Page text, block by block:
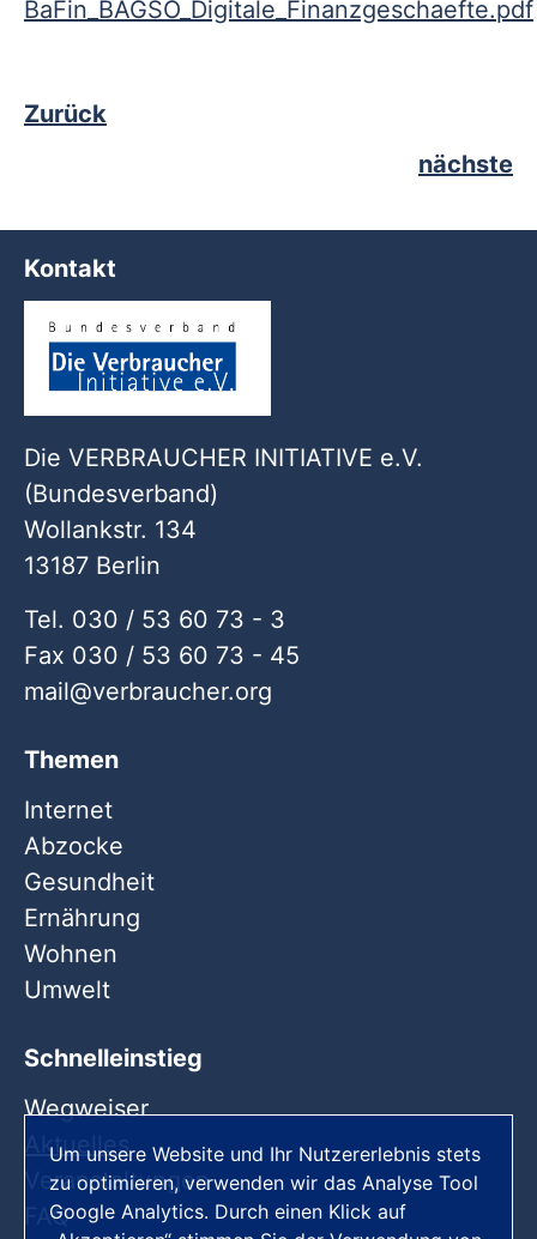
BaFin_BAGSO_Digitale_Finanzgeschaefte.pdf
Zurück
nächste
Kontakt
Die VERBRAUCHER INITIATIVE e.V.
(Bundesverband)
Wollankstr. 134
13187 Berlin
Tel. 030 / 53 60 73 - 3
Fax 030 / 53 60 73 - 45
mail
verbraucher org
Themen
Internet
Abzocke
Gesundheit
Ernährung
Wohnen
Umwelt
Schnelleinstieg
Wegweiser
Aktuelles
Veranstaltungen
FAQ
Um unsere Website und Ihr Nutzererlebnis stets
zu optimieren, verwenden wir das Analyse Tool
Google Analytics. Durch einen Klick auf